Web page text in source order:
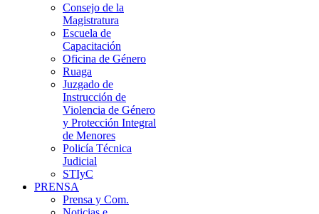
Consejo de la
Magistratura
Escuela de
Capacitación
Oficina de Género
Ruaga
Juzgado de
Instrucción de
Violencia de Género
y Protección Integral
de Menores
Policía Técnica
Judicial
STIyC
PRENSA
Prensa y Com.